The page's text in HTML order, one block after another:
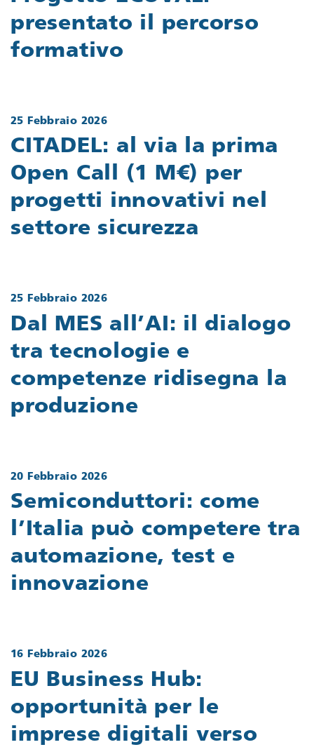
presentato il percorso
formativo
25 Febbraio 2026
CITADEL: al via la prima
Open Call (1 M€) per
progetti innovativi nel
settore sicurezza
25 Febbraio 2026
Dal MES all’AI: il dialogo
tra tecnologie e
competenze ridisegna la
produzione
20 Febbraio 2026
Semiconduttori: come
l’Italia può competere tra
automazione, test e
innovazione
16 Febbraio 2026
EU Business Hub:
opportunità per le
imprese digitali verso